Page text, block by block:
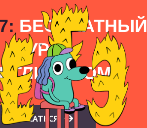
БЕСПЛАТНЫЙ
КУРС
ЗАПИСАТЬСЯ